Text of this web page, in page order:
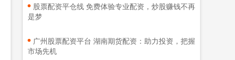
​股票配资平仓线 免费体验专业配资，炒股赚钱不再
是梦
​广州股票配资平台 湖南期货配资：助力投资，把握
市场先机